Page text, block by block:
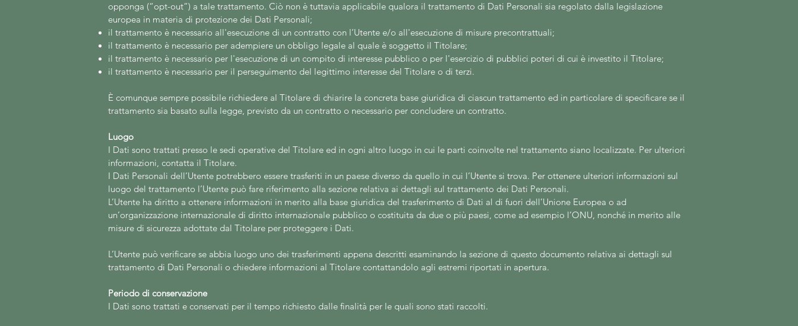
opponga (“opt-out”) a tale trattamento. Ciò non è tuttavia applicabile qualora il trattamento di Dati Personali sia regolato dalla legislazione
europea in materia di protezione dei Dati Personali;
il trattamento è necessario all'esecuzione di un contratto con l’Utente e/o all'esecuzione di misure precontrattuali;
il trattamento è necessario per adempiere un obbligo legale al quale è soggetto il Titolare;
il trattamento è necessario per l'esecuzione di un compito di interesse pubblico o per l'esercizio di pubblici poteri di cui è investito il Titolare;
il trattamento è necessario per il perseguimento del legittimo interesse del Titolare o di terzi.
È comunque sempre possibile richiedere al Titolare di chiarire la concreta base giuridica di ciascun trattamento ed in particolare di specificare se il
trattamento sia basato sulla legge, previsto da un contratto o necessario per concludere un contratto.
Luogo
I Dati sono trattati presso le sedi operative del Titolare ed in ogni altro luogo in cui le parti coinvolte nel trattamento siano localizzate. Per ulteriori
informazioni, contatta il Titolare.
I Dati Personali dell’Utente potrebbero essere trasferiti in un paese diverso da quello in cui l’Utente si trova. Per ottenere ulteriori informazioni sul
luogo del trattamento l’Utente può fare riferimento alla sezione relativa ai dettagli sul trattamento dei Dati Personali.
L’Utente ha diritto a ottenere informazioni in merito alla base giuridica del trasferimento di Dati al di fuori dell’Unione Europea o ad
un’organizzazione internazionale di diritto internazionale pubblico o costituita da due o più paesi, come ad esempio l’ONU, nonché in merito alle
misure di sicurezza adottate dal Titolare per proteggere i Dati.
L’Utente può verificare se abbia luogo uno dei trasferimenti appena descritti esaminando la sezione di questo documento relativa ai dettagli sul
trattamento di Dati Personali o chiedere informazioni al Titolare contattandolo agli estremi riportati in apertura.
Periodo di conservazione
I Dati sono trattati e conservati per il tempo richiesto dalle finalità per le quali sono stati raccolti.